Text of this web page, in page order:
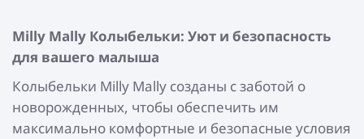
Milly Mally Колыбельки: Уют и безопасность
для вашего малыша
Колыбельки Milly Mally созданы с заботой о
новорожденных, чтобы обеспечить им
максимально комфортные и безопасные условия